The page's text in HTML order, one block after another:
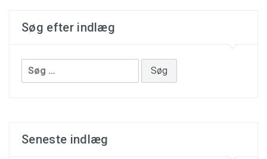
Søg efter indlæg
Søg
efter:
Seneste indlæg